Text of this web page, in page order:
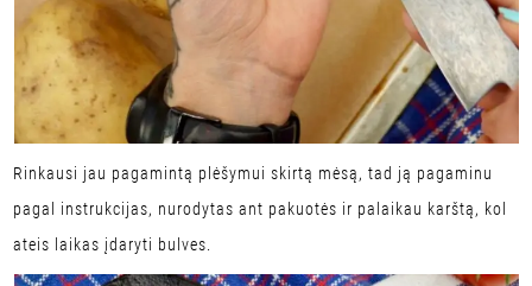
Rinkausi jau pagamintą plėšymui skirtą mėsą, tad ją pagaminu
pagal instrukcijas, nurodytas ant pakuotės ir palaikau karštą, kol
ateis laikas įdaryti bulves.